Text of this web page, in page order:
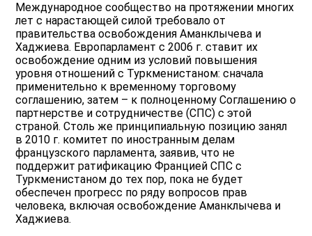
Международное сообщество на протяжении многих
лет с нарастающей силой требовало от
правительства освобождения Аманклычева и
Хаджиева. Европарламент с 2006 г. ставит их
освобождение одним из условий повышения
уровня отношений с Туркменистаном: сначала
применительно к временному торговому
соглашению, затем – к полноценному Соглашению о
партнерстве и сотрудничестве (СПС) с этой
страной. Столь же принципиальную позицию занял
в 2010 г. комитет по иностранным делам
французского парламента, заявив, что не
поддержит ратификацию Францией СПС с
Туркменистаном до тех пор, пока не будет
обеспечен прогресс по ряду вопросов прав
человека, включая освобождение Аманклычева и
Хаджиева.